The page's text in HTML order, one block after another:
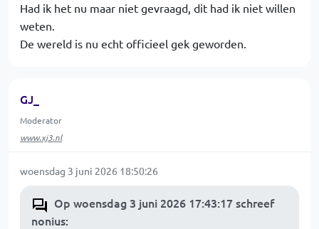
Had ik het nu maar niet gevraagd, dit had ik niet willen
weten.
De wereld is nu echt officieel gek geworden.
GJ_
Moderator
www.xj3.nl
woensdag 3 juni 2026 18:50:26
Op woensdag 3 juni 2026 17:43:17 schreef
nonius: